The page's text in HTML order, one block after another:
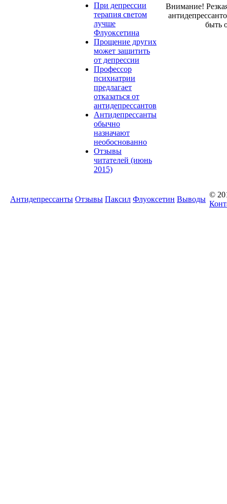
При депрессии
терапия светом
лучше
Флуоксетина
Прощение других
может защитить
от депрессии
Профессор
психиатрии
предлагает
отказаться от
антидепрессантов
Антидепрессанты
обычно
назначают
необоснованно
Отзывы
читателей (июнь
2015)
Внимание!
быть
Антидепрессанты Отзывы Паксил Флуоксетин Выводы
©